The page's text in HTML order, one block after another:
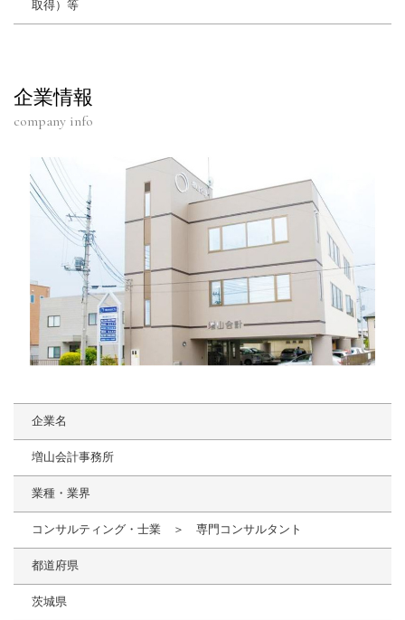
取得）等
企業情報
company info
企業名
増山会計事務所
業種・業界
コンサルティング・士業 ＞ 専門コンサルタント
都道府県
茨城県